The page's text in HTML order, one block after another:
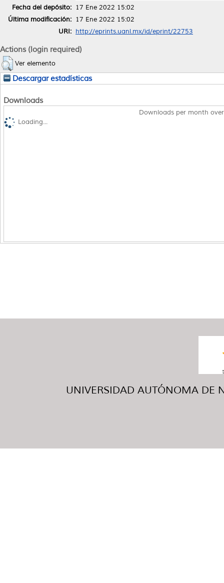
Fecha del depósito: 17 Ene 2022 15:02
Última modificación: 17 Ene 2022 15:02
URI: http://eprints.uanl.mx/id/eprint/22753
Actions (login required)
Ver elemento
Descargar estadísticas
Downloads
Downloads per month
Loading...
UNIVERSIDAD AUTÓNOMA DE